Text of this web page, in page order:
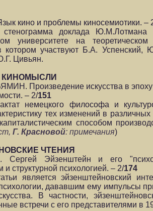
кино и проблемы киносемиотики. –
стенограмма доклада
университете на
котором участвуют Б.А.
Цивьян.
КИНОМЫСЛИ
Произведение искусства в эпоху
– 2/151
немецкого философа и
тех изменений в
способом
Г. Красновой: примечания)
ЧТЕНИЯ
Сергей Эйзенштейн и его
и структурной психологией. – 2/174
является эйзенштейновский
дававшим ему импульсы
В частности,
встречи с его представителями в